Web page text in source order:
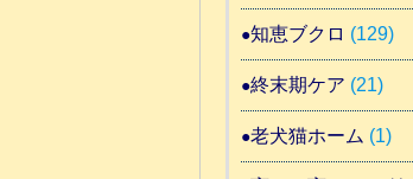
知恵ブクロ (129)
終末期ケア (21)
老犬猫ホーム (1)